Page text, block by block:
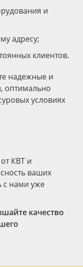
и
адресу;
клиентов.
надежные и
оптимально
условиях
КВТ и
ваших
с нами уже
качество